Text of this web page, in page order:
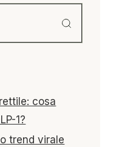
cosa
1?
trend virale